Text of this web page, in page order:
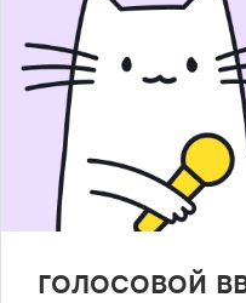
голосовой